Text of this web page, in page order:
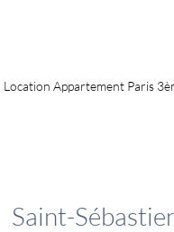
Location Appartement Paris
Saint-